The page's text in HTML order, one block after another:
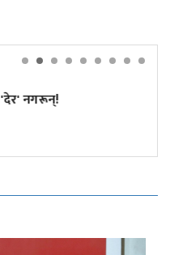
कांग्रेस विवाद निरूपण गर्दा